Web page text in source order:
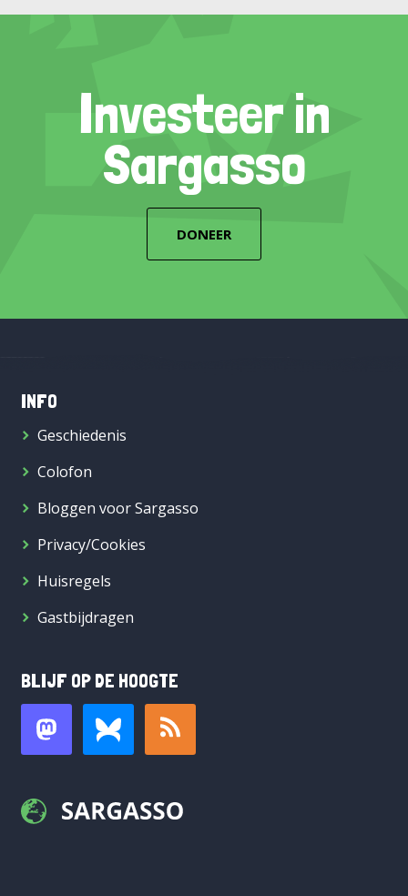
Investeer in
Sargasso
DONEER
INFO
Geschiedenis
Colofon
Bloggen voor Sargasso
Privacy/Cookies
Huisregels
Gastbijdragen
BLIJF OP DE HOOGTE